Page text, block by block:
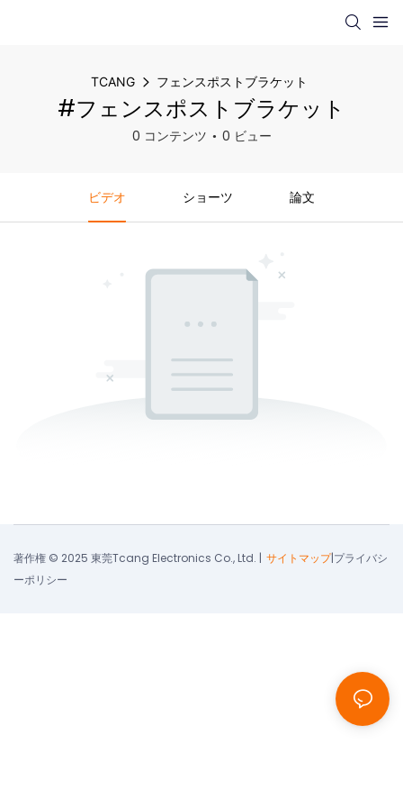
TCANG フェンスポストブラケット
#フェンスポストブラケット
0 コンテンツ 0 ビュー
ビデオ ショーツ 論文
著作権 © 2025 東莞Tcang Electronics Co., Ltd. | サイトマップ|プライバシ
ーポリシー